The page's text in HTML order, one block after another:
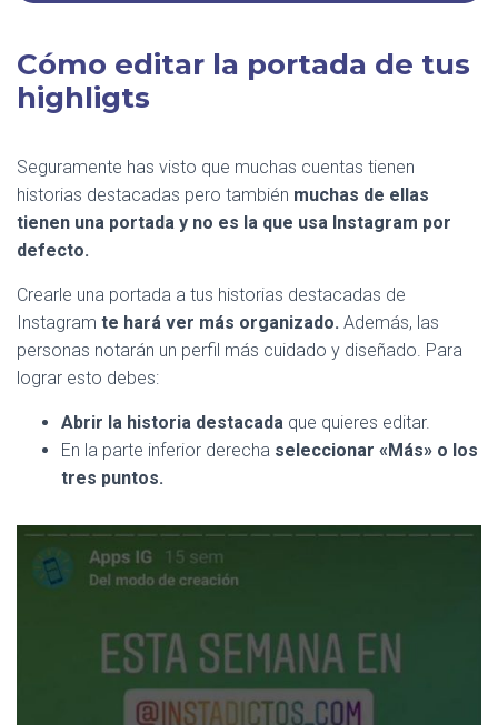
Cómo editar la portada de tus
highligts
Seguramente has visto que muchas cuentas tienen
historias destacadas pero también muchas de ellas
tienen una portada y no es la que usa Instagram por
defecto.
Crearle una portada a tus historias destacadas de
Instagram te hará ver más organizado. Además, las
personas notarán un perfil más cuidado y diseñado. Para
lograr esto debes:
Abrir la historia destacada que quieres editar.
En la parte inferior derecha seleccionar «Más» o los
tres puntos.